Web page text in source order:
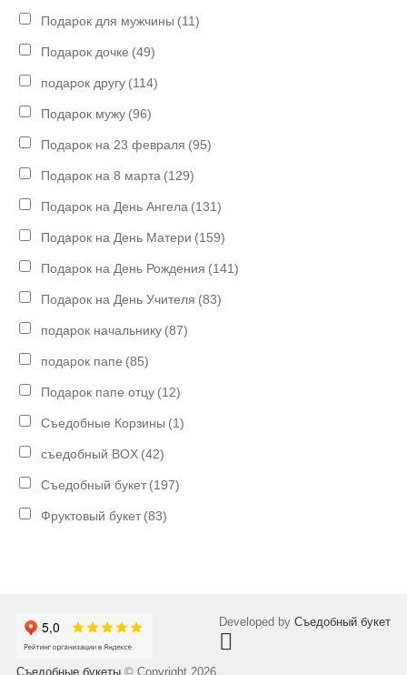
Подарок для мужчины (11)
Подарок дочке (49)
подарок другу (114)
Подарок мужу (96)
Подарок на 23 февраля (95)
Подарок на 8 марта (129)
Подарок на День Ангела (131)
Подарок на День Матери (159)
Подарок на День Рождения (141)
Подарок на День Учителя (83)
подарок начальнику (87)
подарок папе (85)
Подарок папе отцу (12)
Съедобные Корзины (1)
съедобный BOX (42)
Съедобный букет (197)
Фруктовый букет (83)
Съедобные букеты © Copyright 2026
Developed byСъедобный букет